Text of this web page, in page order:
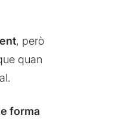
, però
quan
forma